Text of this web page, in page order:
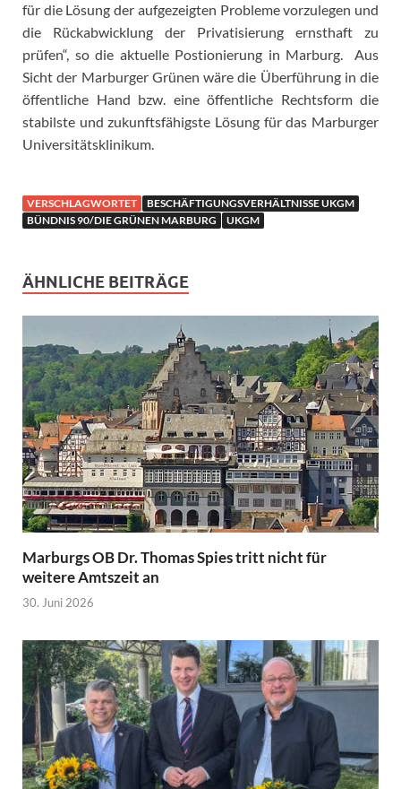
für die Lösung der aufgezeigten Probleme vorzulegen und
die Rückabwicklung der Privatisierung ernsthaft zu
prüfen“, so die aktuelle Postionierung in Marburg. Aus
Sicht der Marburger Grünen wäre die Überführung in die
öffentliche Hand bzw. eine öffentliche Rechtsform die
stabilste und zukunftsfähigste Lösung für das Marburger
Universitätsklinikum.
VERSCHLAGWORTET
BESCHÄFTIGUNGSVERHÄLTNISSE UKGM
BÜNDNIS 90/DIE GRÜNEN MARBURG
UKGM
ÄHNLICHE BEITRÄGE
Marburgs OB Dr. Thomas Spies tritt nicht für
weitere Amtszeit an
30. Juni 2026